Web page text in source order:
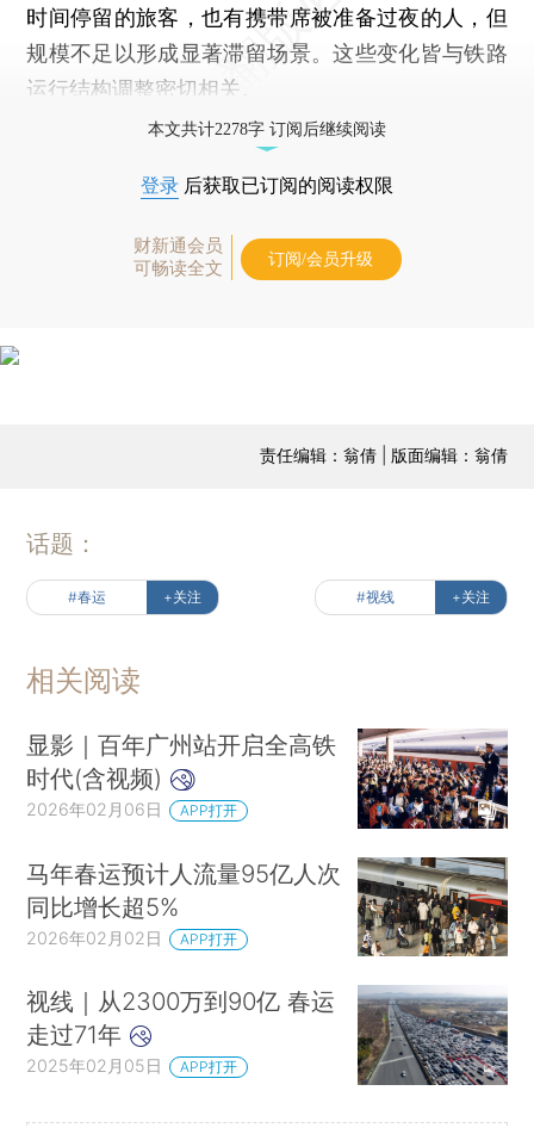
时间停留的旅客，也有携带席被准备过夜的人，但
规模不足以形成显著滞留场景。这些变化皆与铁路
运行结构调整密切相关。
本文共计2278字 订阅后继续阅读
登录 后获取已订阅的阅读权限
财新通会员
可畅读全文
订阅/会员升级
责任编辑：翁倩 | 版面编辑：翁倩
话题：
#春运 +关注 #视线 +关注
相关阅读
显影｜百年广州站开启全高铁
时代(含视频)
2026年02月06日 APP打开
马年春运预计人流量95亿人次
同比增长超5%
2026年02月02日 APP打开
视线｜从2300万到90亿 春运
走过71年
2025年02月05日 APP打开